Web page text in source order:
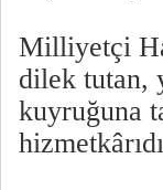
Milliyetçi
dilek tutan,
kuyruğuna